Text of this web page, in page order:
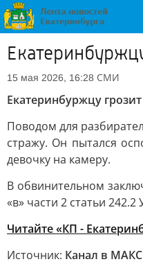
15 мая 2026, 16:28 СМИ
Екатеринбуржцу
Поводом для
стражу. Он пытался
девочку на камеру.
В обвинительном
«в» части 2 статьи
Читайте «КП -
Источник: Канал в